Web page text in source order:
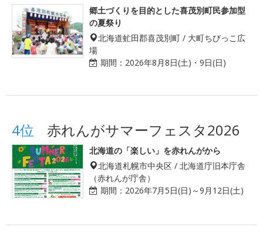
郷土づくりを目的とした喜茂別町民参加型
の夏祭り
北海道虻田郡喜茂別町 / 大町ちびっこ広
場
期間： 2026年8月8日(土)・9日(日)
4位 赤れんがサマーフェスタ2026
北海道の「楽しい」を赤れんがから
北海道札幌市中央区 / 北海道庁旧本庁舎
（赤れんが庁舎）
期間： 2026年7月5日(日)～9月12日(土)